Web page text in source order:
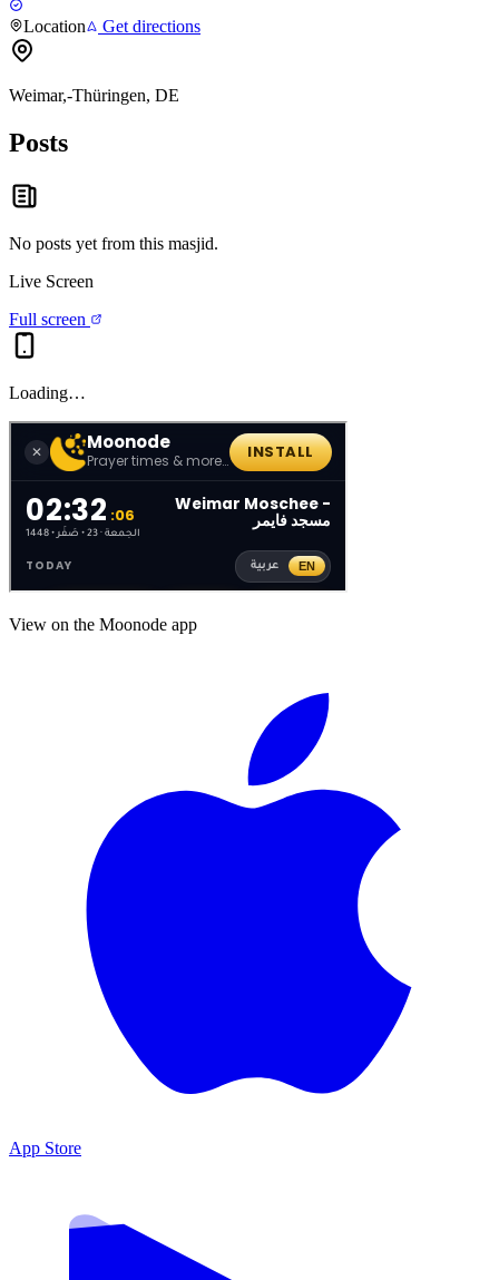
Location Get directions
Weimar,-Thüringen, DE
Posts
No posts yet from this masjid.
Live Screen
Full screen
Loading…
View on the Moonode app
App Store